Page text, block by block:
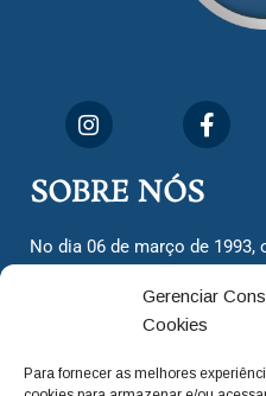
Gerenciar
Cookies
Para fornecer as melhores
SOBRE NÓS
No dia 06 de março de
cidadãos valinhenses, já
dois jornais. Há mais de 30
com o foco de trazer as